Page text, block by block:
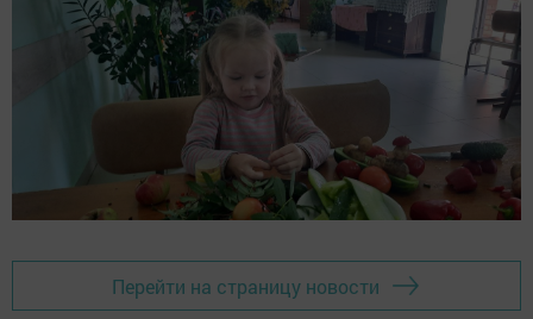
Перейти на страницу новости